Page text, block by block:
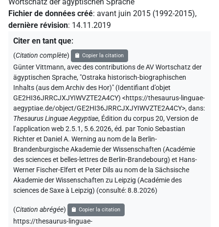
Fichier de données créé: avant juin 2015 (1992-2015),
dernière révision: 14.11.2019
Citer en tant que:
(Citation complète) Copier la citation
Günter Vittmann,avec des contributions deAV Wortschatz der
ägyptischen Sprache, "Ostraka historisch-biographischen
Inhalts (aus dem Archiv des Hor)" (Identifiant d’objet
GE2HI36JRRCJXJYIWVZTE2A4CY) <https://thesaurus-linguae-
aegyptiae.de/object/GE2HI36JRRCJXJYIWVZTE2A4CY>,dans:
Thesaurus Linguae Aegyptiae, Édition du corpus 20, Version de
l’application web 2.5.1, 5.6.2026, éd. par Tonio Sebastian
Richter et Daniel A. Werning au nom de la Berlin-
Brandenburgische Akademie der Wissenschaften (Académie
des sciences et belles-lettres de Berlin-Brandebourg) et Hans-
Werner Fischer-Elfert et Peter Dils au nom de la Sächsische
Akademie der Wissenschaften zu Leipzig (Académie des
sciences de Saxe à Leipzig) (consulté:8.8.2026)
(Citation abrégée) Copier la citation
https://thesaurus-linguae-